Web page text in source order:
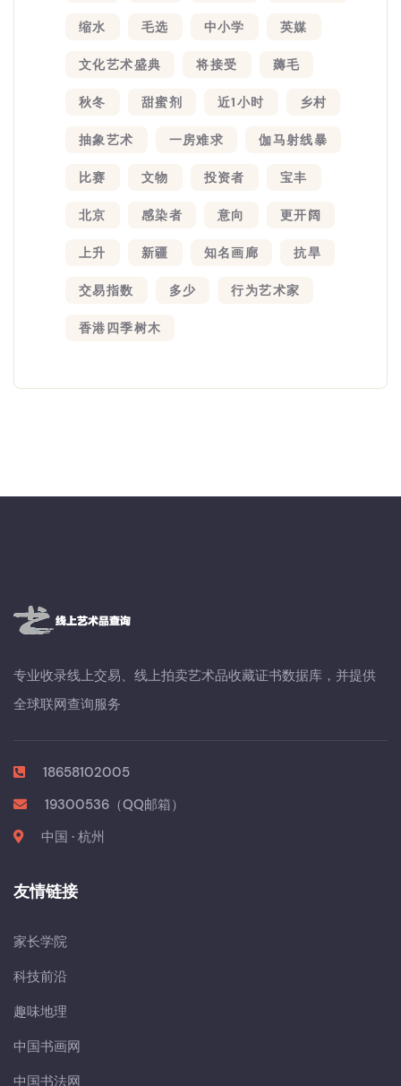
缩水 毛选 中小学 英媒
文化艺术盛典 将接受 薅毛
秋冬 甜蜜剂 近1小时 乡村
抽象艺术 一房难求 伽马射线暴
比赛 文物 投资者 宝丰
北京 感染者 意向 更开阔
上升 新疆 知名画廊 抗旱
交易指数 多少 行为艺术家
香港四季树木
专业收录线上交易、线上拍卖艺术品收藏证书数据库，并提供
全球联网查询服务
18658102005
19300536（QQ邮箱）
中国 · 杭州
友情链接
家长学院
科技前沿
趣味地理
中国书画网
中国书法网